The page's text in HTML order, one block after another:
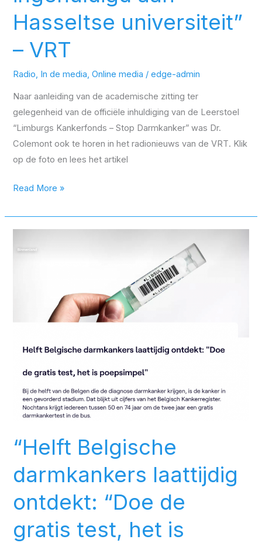
Hasseltse universiteit”
– VRT
Radio In de media ,Online media /edge-admin
Naar aanleiding van de academische zitting ter
gelegenheid van de officiële inhuldiging van de Leerstoel
“Limburgs Kankerfonds – Stop Darmkanker” was Dr.
Colemont ook te horen in het radionieuws van de VRT. Klik
op de foto en lees het artikel
Read More »
“Helft Belgische
darmkankers laattijdig
ontdekt: “Doe de
gratis test, het is
Belgische
gratis
het
poepsimpel”
VRT